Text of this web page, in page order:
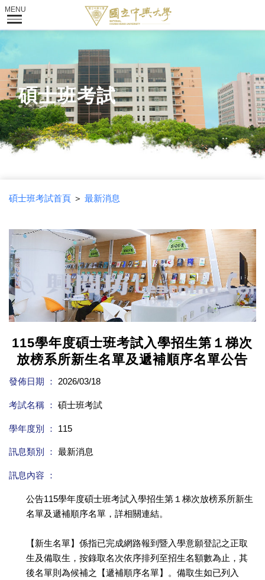
碩士班考試
碩士班考試首頁＞ 最新消息
115學年度碩士班考試入學招生第１梯次
放榜系所新生名單及遞補順序名單公告
發佈日期 ： 2026/03/18
考試名稱 ： 碩士班考試
學年度別 ： 115
訊息類別 ： 最新消息
訊息內容 ：
公告115學年度碩士班考試入學招生第１梯次放榜系所新生
名單及遞補順序名單，詳相關連結。
【新生名單】係指已完成網路報到暨入學意願登記之正取
生及備取生，按錄取名次依序排列至招生名額數為止，其
後名單則為候補之【遞補順序名單】。備取生如已列入